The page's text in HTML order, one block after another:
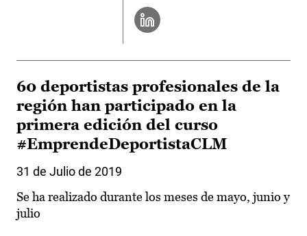
60 deportistas profesionales de la
región han participado en la
primera edición del curso
#EmprendeDeportistaCLM
31 de Julio de 2019
Se ha realizado durante los meses de mayo, junio y
julio